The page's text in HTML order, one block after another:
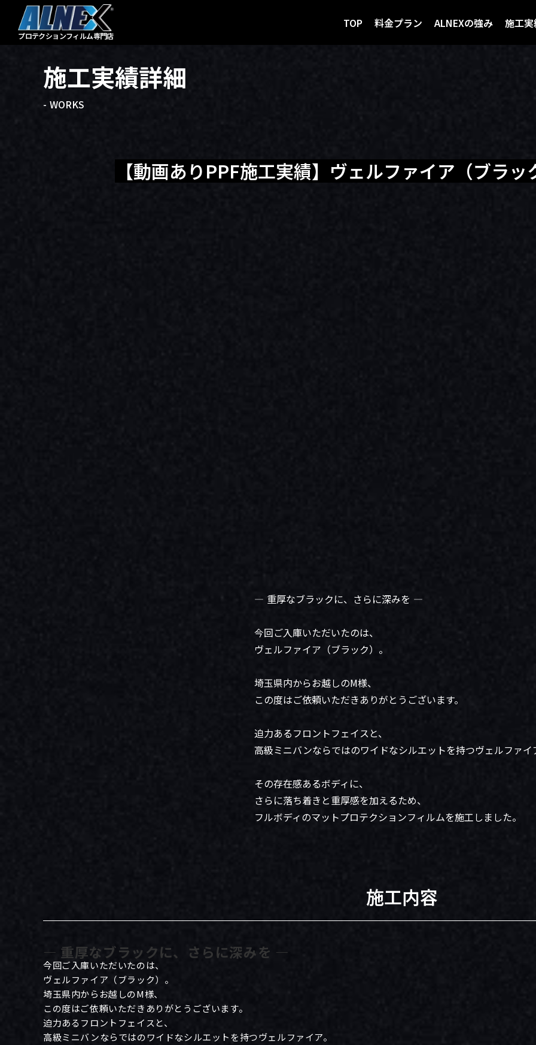
プロテクションフィルム専門店
TOP 料金プラン ALNEXの強み 施工
施工実績詳細
- WORKS
【動画ありPPF施工実績】ヴェルファイア（ブラ
― 重厚なブラックに、さらに深みを ―
今回ご入庫いただいたのは、
ヴェルファイア（ブラック）。
埼玉県内からお越しのM様、
この度はご依頼いただきありがとうございます。
迫力あるフロントフェイスと、
高級ミニバンならではのワイドなシルエットを持つヴェルファイ
その存在感あるボディに、
さらに落ち着きと重厚感を加えるため、
フルボディのマットプロテクションフィルムを施工しました。
施工内容
― 重厚なブラックに、さらに深みを ―
今回ご入庫いただいたのは、
ヴェルファイア（ブラック）。
埼玉県内からお越しのM様、
この度はご依頼いただきありがとうございます。
迫力あるフロントフェイスと、
高級ミニバンならではのワイドなシルエットを持つヴェルファイア。